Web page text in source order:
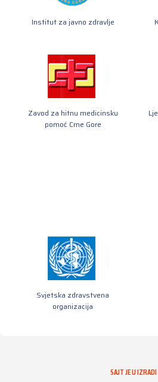
Institut za javno zdravlje
Zavod za hitnu medicinsku
pomoć Crne Gore
Svjetska zdravstvena
organizacija
SAJT JE U IZRADI